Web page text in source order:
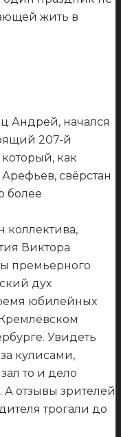
жить в
Андрей, начался
207-й
как
свёрстан
более
Виктора
премьерного
дух
юбилейных
Увидеть
кулисами,
то и дело
отзывы зрителей
трогали до